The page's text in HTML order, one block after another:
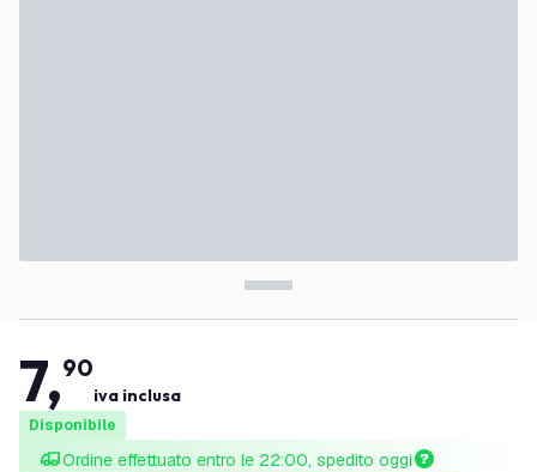
7,90
iva inclusa
Disponibile
Ordine effettuato entro le 22:00, spedito oggi